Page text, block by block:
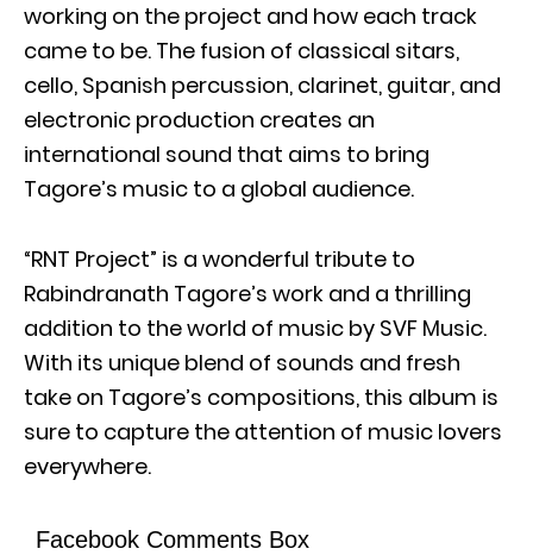
working on the project and how each track
came to be. The fusion of classical sitars,
cello, Spanish percussion, clarinet, guitar, and
electronic production creates an
international sound that aims to bring
Tagore’s music to a global audience.
“RNT Project” is a wonderful tribute to
Rabindranath Tagore’s work and a thrilling
addition to the world of music by SVF Music.
With its unique blend of sounds and fresh
take on Tagore’s compositions, this album is
sure to capture the attention of music lovers
everywhere.
Facebook Comments Box